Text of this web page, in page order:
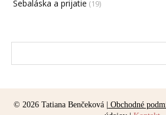
Sebaláska a prijatie (19)
© 2026 Tatiana Benčeková | Obchodné